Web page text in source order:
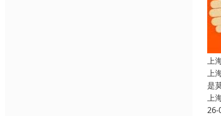
上
上
是
上
26-